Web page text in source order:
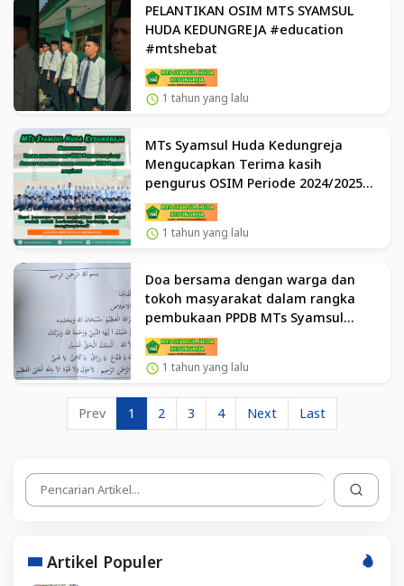
PELANTIKAN OSIM MTS SYAMSUL
HUDA KEDUNGREJA #education
#mtshebat
1 tahun yang lalu
MTs Syamsul Huda Kedungreja
Mengucapkan Terima kasih
pengurus OSIM Periode 2024/2025
Selamat dan sukses kepada
pengurus OSIM Periode 2025/2026
1 tahun yang lalu
Doa bersama dengan warga dan
tokoh masyarakat dalam rangka
pembukaan PPDB MTs Syamsul
Huda Kedungreja TP 2025/2026
1 tahun yang lalu
Prev 1 2 3 4 Next Last
Artikel Populer